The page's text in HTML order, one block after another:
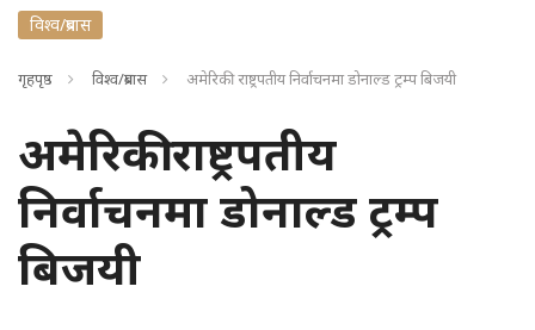
विश्व/प्रबास
गृहपृष्ठ विश्व/प्रबास अमेरिकी राष्ट्रपतीय निर्वाचनमा डोनाल्ड ट्रम्प बिजयी
अमेरिकी राष्ट्रपतीय
निर्वाचनमा डोनाल्ड ट्रम्प
बिजयी